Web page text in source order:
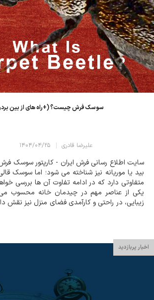
سوسک فرش چیست؟ (+راه‌ های از بین
علیرضا قادری ۱۴۰۴/۰۴/۲۵
سایت اطلاع رسانی فرش ایران - کارپتور سوسک
بید یا موریانه نیز شناخته می شود؛ اما سوسک
متفاوتی دارد که در ادامه تفاوت آن ها بررسی
یکی از عناصر مهم در چیدمان خانه محسوب می
زیبایی، در راحتی و کارآمدی فضای منزل نیز نقش
اخبار پربازدید